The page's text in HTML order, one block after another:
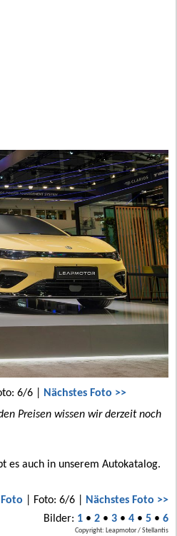
6/6 | Nächstes Foto >>
Preisen wissen wir derzeit noch
es auch in unserem Autokatalog.
| Foto: 6/6 | Nächstes Foto >>
Bilder: 1• 2• 3• 4• 5• 6
Copyright: Leapmotor / Stellantis